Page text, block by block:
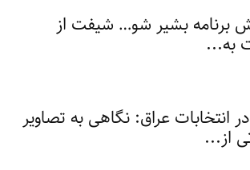
برنامه بشیر شو… شیفت از
به...
انتخابات عراق: نگاهی به تصاویر
از...